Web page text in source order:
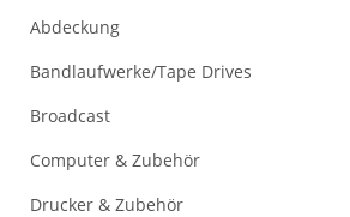
Abdeckung
Bandlaufwerke/Tape Drives
Broadcast
Computer & Zubehör
Drucker & Zubehör